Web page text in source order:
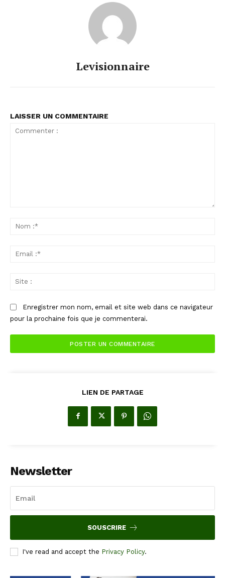
Levisionnaire
LAISSER UN COMMENTAIRE
Enregistrer mon nom, email et site web dans ce navigateur
pour la prochaine fois que je commenterai.
LIEN DE PARTAGE
Newsletter
SOUSCRIRE
I've read and accept the Privacy Policy.